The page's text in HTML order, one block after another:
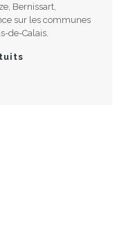
Bernissart,
sur les communes
de-Calais.